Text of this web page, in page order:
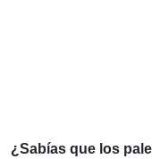
¿Sabías que los